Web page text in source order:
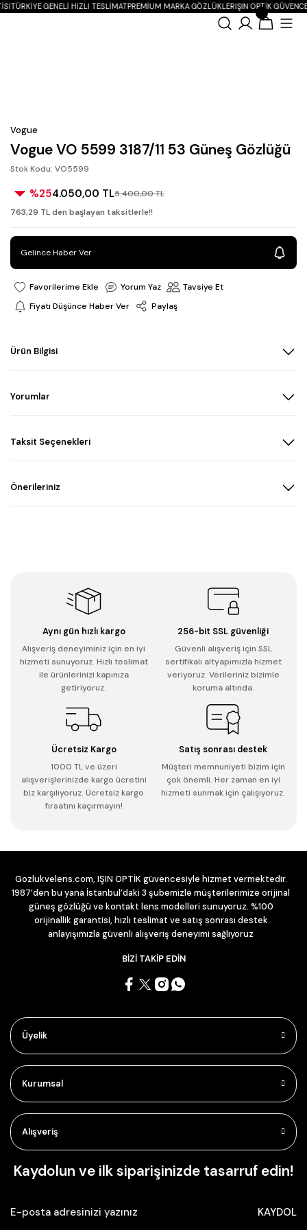
TÜRKIYE GENELI HIZLI TESLIMATPREMIUM MARKA GÖZLÜKLERIŞIN OPTIK
Vogue
Vogue VO 5599 3187/11 53 Güneş Gözlüğü
Stok Kodu: VO5599
%254.050,00 TL5.400,00 TL
763,29 TL den başlayan taksitlerle!!
Gelince Haber Ver
Yorum Yaz
Tavsiye Et
Fiyatı Düşünce Haber Ver
Paylaş
Ürün Bilgisi
Yorumlar
Taksit Seçenekleri
Önerileriniz
Aynı gün hızlı kargo
Alışveriş deneyiminiz için en iyi
hizmeti sunuyoruz. Hızlı teslimat
ile ürünlerinizi kapınıza
getiriyoruz.
256-bit SSL güvenliği
Güvenli alışveriş için SSL
sertifikalı altyapımızla hizmet
veriyoruz. Verileriniz bizimle
koruma altında.
Ücretsiz Kargo
1000 TL ve üzeri
alışverişlerinizde kargo ücretini
biz karşılıyoruz. Ücretsiz kargo
fırsatını kaçırmayın!
Satış sonrası destek
Müşteri memnuniyeti bizim için
çok önemli. Her zaman en iyi
hizmeti sunmak için çalışıyoruz.
Gozlukvelens.com, IŞIN OPTİK güvencesiyle hizmet vermektedir.
1987’den bu yana İstanbul’daki 3 şubemizle müşterilerimize orijinal
güneş gözlüğü ve kontakt lens modelleri sunuyoruz. %100
orijinallik garantisi, hızlı teslimat ve satış sonrası destek
anlayışımızla güvenli alışveriş deneyimi sağlıyoruz
BİZİ TAKİP EDİN
Üyelik
Kurumsal
Alışveriş
Kaydolun ve ilk siparişinizde tasarruf edin!
KAYDOL